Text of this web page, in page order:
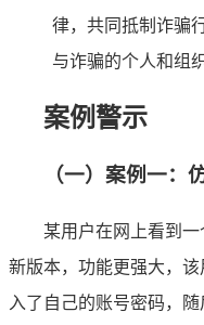
律，共同抵制诈骗
与诈骗的个人和组
案例警示
（一）案例一：
某用户在网上看到一
新版本，功能更强大，
入了自己的账号密码，